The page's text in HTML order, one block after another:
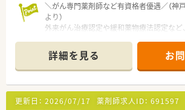
＼がん専門薬剤師など有資格者優遇／（神
より）
外来がん治療認定や緩和薬物療法認定など
収700万円を目指せる環境です。
【店舗情報と応需状況について】
■神戸労災病院の門前に位置しており、1
応需する総合科目の学びが多い店舗環境で
■三ノ宮駅など各主要駅からバスでのアク
詳細を見る お
更新日： 2026/07/17 薬剤師求人ID： 691597